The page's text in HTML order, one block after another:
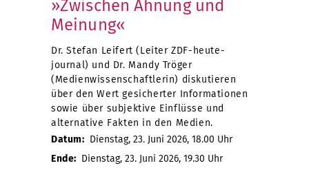
»Zwischen Ahnung und
Meinung«
Dr. Stefan Leifert (Leiter ZDF-heute-
journal) und Dr. Mandy Tröger
(Medienwissenschaftlerin) diskutieren
über den Wert gesicherter Informationen
sowie über subjektive Einflüsse und
alternative Fakten in den Medien.
Datum: Dienstag, 23. Juni 2026, 18.00 Uhr
Ende: Dienstag, 23. Juni 2026, 19.30 Uhr